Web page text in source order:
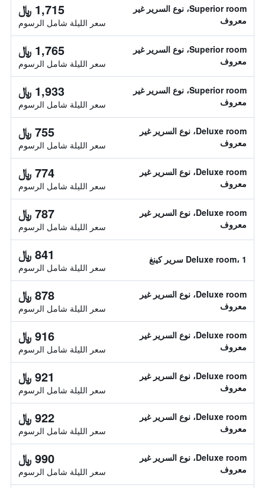
Superior room، نوع السرير غير
معروف
1,715 ﷼
سعر الليلة شامل الرسوم
Superior room، نوع السرير غير
معروف
1,765 ﷼
سعر الليلة شامل الرسوم
Superior room، نوع السرير غير
معروف
1,933 ﷼
سعر الليلة شامل الرسوم
Deluxe room، نوع السرير غير
معروف
755 ﷼
سعر الليلة شامل الرسوم
Deluxe room، نوع السرير غير
معروف
774 ﷼
سعر الليلة شامل الرسوم
Deluxe room، نوع السرير غير
معروف
787 ﷼
سعر الليلة شامل الرسوم
Deluxe room، 1 سرير كينغ 841 ﷼
سعر الليلة شامل الرسوم
Deluxe room، نوع السرير غير
معروف
878 ﷼
سعر الليلة شامل الرسوم
Deluxe room، نوع السرير غير
معروف
916 ﷼
سعر الليلة شامل الرسوم
Deluxe room، نوع السرير غير
معروف
921 ﷼
سعر الليلة شامل الرسوم
Deluxe room، نوع السرير غير
معروف
922 ﷼
سعر الليلة شامل الرسوم
Deluxe room، نوع السرير غير
معروف
990 ﷼
سعر الليلة شامل الرسوم